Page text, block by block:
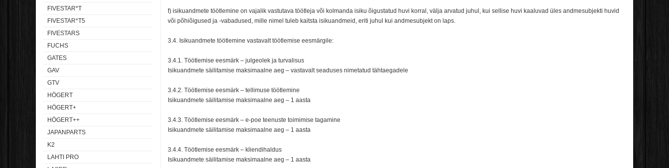
FIVESTAR*T
FIVESTAR*T5
FIVESTARS
FUCHS
GATES
GAV
GTV
HÖGERT
HÖGERT+
HÖGERT++
JAPANPARTS
K2
LAHTI PRO
f) isikuandmete töötlemine on vajalik vastutava töötleja või kolmanda isiku õigustatud huvi korral, välja arvatud juhul, kui sellise huvi kaaluvad üles andmesubjekti huvid
või põhiõigused ja -vabadused, mille nimel tuleb kaitsta isikuandmeid, eriti juhul kui andmesubjekt on laps.
3.4. Isikuandmete töötlemine vastavalt töötlemise eesmärgile:
3.4.1. Töötlemise eesmärk – julgeolek ja turvalisus
Isikuandmete säilitamise maksimaalne aeg – vastavalt seaduses nimetatud tähtaegadele
3.4.2. Töötlemise eesmärk – tellimuse töötlemine
Isikuandmete säilitamise maksimaalne aeg – 1 aasta
3.4.3. Töötlemise eesmärk – e-poe teenuste toimimise tagamine
Isikuandmete säilitamise maksimaalne aeg – 1 aasta
3.4.4. Töötlemise eesmärk – kliendihaldus
Isikuandmete säilitamise maksimaalne aeg – 1 aasta